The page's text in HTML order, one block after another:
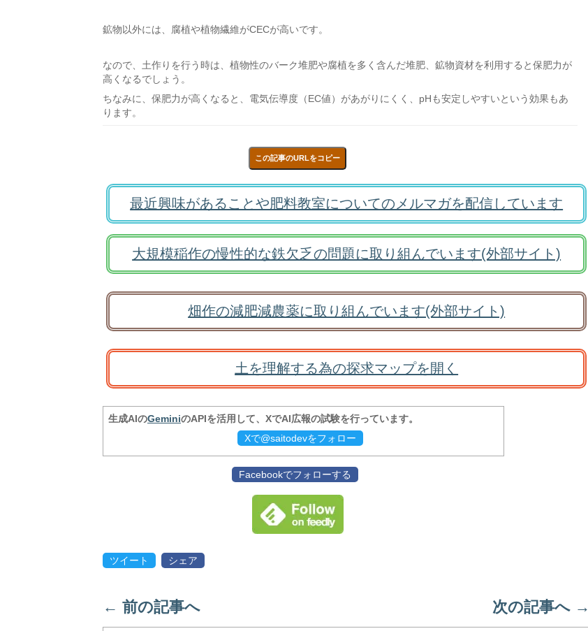
鉱物以外には、腐植や植物繊維がCECが高いです。
なので、土作りを行う時は、植物性のバーク堆肥や腐植を多く含んだ堆肥、鉱物資材を利用すると保肥力が
高くなるでしょう。
ちなみに、保肥力が高くなると、電気伝導度（EC値）があがりにくく、pHも安定しやすいという効果もあ
ります。
この記事のURLをコピー
最近興味があることや肥料教室についてのメルマガを配信しています
大規模稲作の慢性的な鉄欠乏の問題に取り組んでいます(外部サイト)
畑作の減肥減農薬に取り組んでいます(外部サイト)
土を理解する為の探求マップを開く
生成AIのGeminiのAPIを活用して、XでAI広報の試験を行っています。
Xで@saitodevをフォロー
Facebookでフォローする
ツイート シェア
← 前の記事へ 次の記事へ →